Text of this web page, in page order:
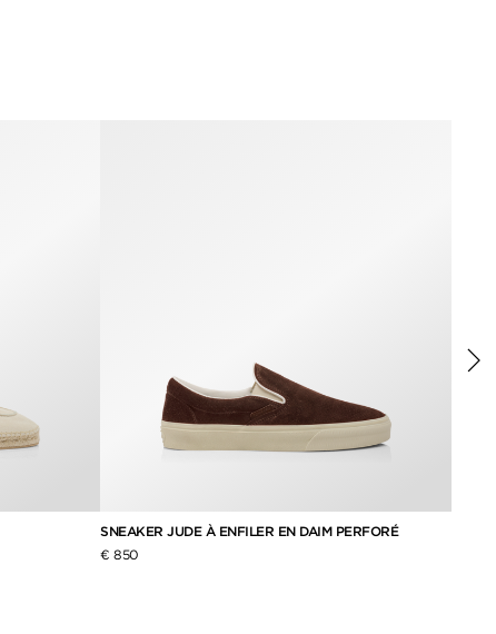
SNEAKER JUDE À ENFILER EN DAIM PERFORÉ
€ 850